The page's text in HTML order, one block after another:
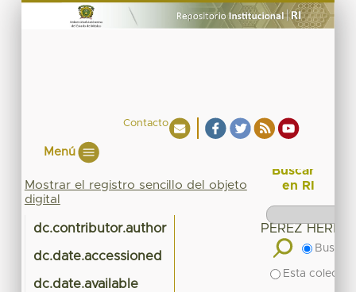
Contacto
Menú
Mostrar el registro sencillo del objeto
digital
dc.contributor.author PEREZ
dc.date.accessioned
dc.date.available
Buscar
en RI
Buscar
Esta